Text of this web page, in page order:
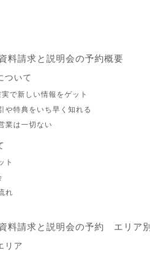
料請求と説明会の予約概要
ついて
で新しい情報をゲット
や特典をいち早く知れる
業は一切ない
ト
れ
料請求と説明会の予約 エリア別
リア